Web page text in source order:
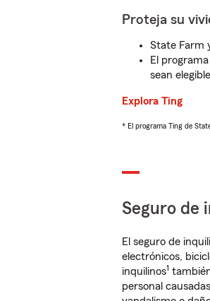
Proteja su
State Farm
El
sean
Explora Ting
* El programa Ting de
Seguro de
El seguro de
electrónicos,
inquilinos1
personal